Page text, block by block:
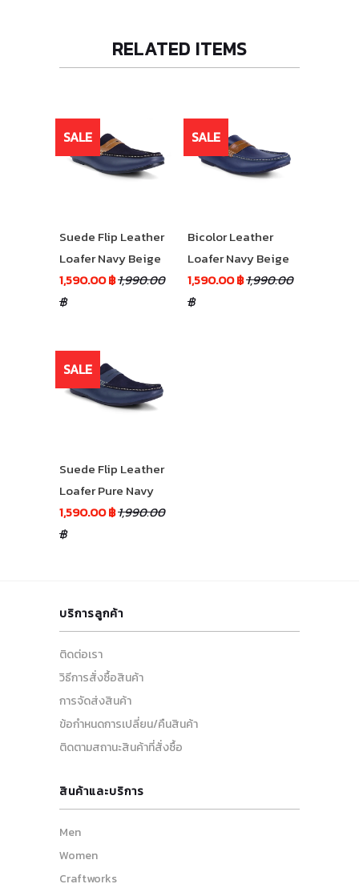
RELATED ITEMS
Suede Flip Leather
Loafer Navy Beige
1,590.00 ฿1,990.00
฿
SALE
Bicolor Leather
Loafer Navy Beige
1,590.00 ฿1,990.00
฿
SALE
Suede Flip Leather
Loafer Pure Navy
1,590.00 ฿1,990.00
฿
SALE
บริการลูกค้า
ติดต่อเรา
วิธีการสั่งซื้อสินค้า
การจัดส่งสินค้า
ข้อกำหนดการเปลี่ยน/คืนสินค้า
ติดตามสถานะสินค้าที่สั่งซื้อ
สินค้าและบริการ
Men
Women
Craftworks